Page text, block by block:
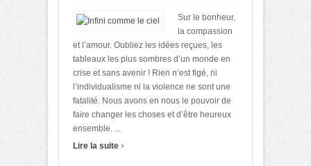
Sur le bonheur,
la compassion
et l’amour. Oubliez les idées reçues, les
tableaux les plus sombres d’un monde en
crise et sans avenir ! Rien n’est figé, ni
l’individualisme ni la violence ne sont une
fatalité. Nous avons en nous le pouvoir de
faire changer les choses et d’être heureux
ensemble. ...
Lire la suite ›